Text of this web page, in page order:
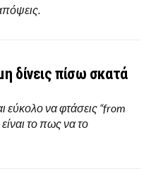
δίνεις πίσω σκατά
εύκολο να φτάσεις “from
το πως να το